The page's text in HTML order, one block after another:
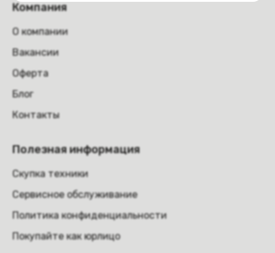
Компания
О компании
Вакансии
Оферта
Блог
Контакты
Полезная информация
Скупка техники
Сервисное обслуживание
Политика конфиденциальности
Покупайте как юрлицо